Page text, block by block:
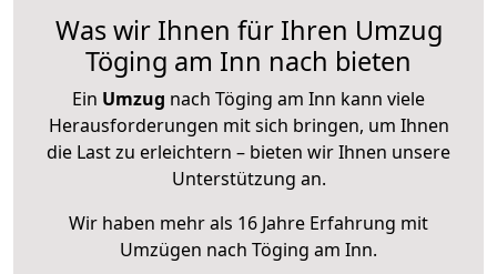
Was wir Ihnen für Ihren Umzug
Töging am Inn nach bieten
Ein Umzug nach Töging am Inn kann viele
Herausforderungen mit sich bringen, um Ihnen
die Last zu erleichtern – bieten wir Ihnen unsere
Unterstützung an.
Wir haben mehr als 16 Jahre Erfahrung mit
Umzügen nach Töging am Inn.